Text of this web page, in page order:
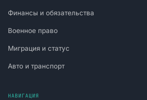
Финансы и обязательства
Военное право
Миграция и статус
Авто и транспорт
НАВИГАЦИЯ